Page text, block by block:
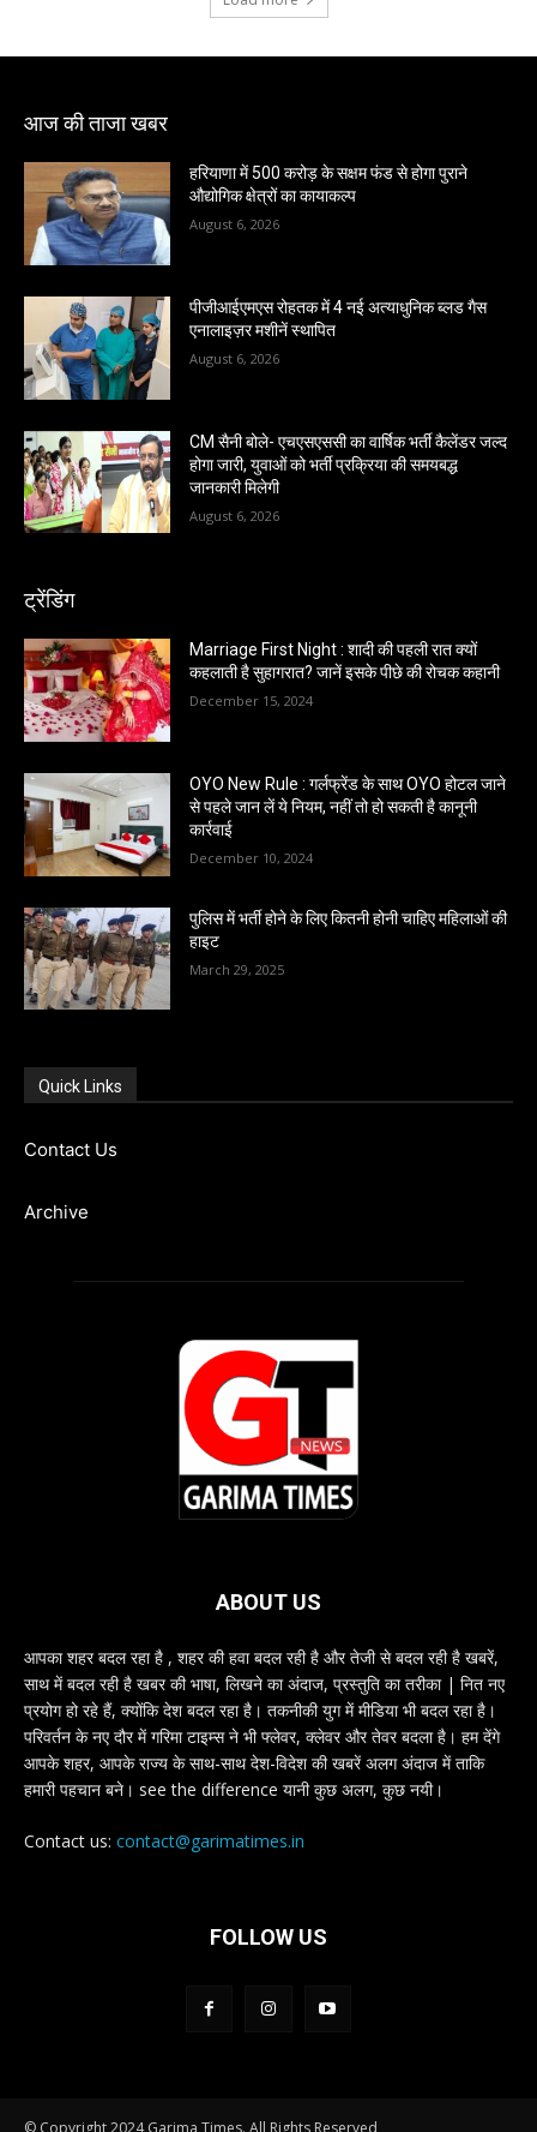
आज की ताजा खबर
हरियाणा में 500 करोड़ के सक्षम फंड से होगा पुराने
औद्योगिक क्षेत्रों का कायाकल्प
August 6, 2026
पीजीआईएमएस रोहतक में 4 नई अत्याधुनिक ब्लड गैस
एनालाइज़र मशीनें स्थापित
August 6, 2026
CM सैनी बोले- एचएसएससी का वार्षिक भर्ती कैलेंडर जल्द
होगा जारी, युवाओं को भर्ती प्रक्रिया की समयबद्ध
जानकारी मिलेगी
August 6, 2026
ट्रेंडिंग
Marriage First Night : शादी की पहली रात क्यों
कहलाती है सुहागरात? जानें इसके पीछे की रोचक कहानी
December 15, 2024
OYO New Rule : गर्लफ्रेंड के साथ OYO होटल जाने
से पहले जान लें ये नियम, नहीं तो हो सकती है कानूनी
कार्रवाई
December 10, 2024
पुलिस में भर्ती होने के लिए कितनी होनी चाहिए महिलाओं की
हाइट
March 29, 2025
Quick Links
Contact Us
Archive
ABOUT US
आपका शहर बदल रहा है , शहर की हवा बदल रही है और तेजी से बदल रही है खबरें,
साथ में बदल रही है खबर की भाषा, लिखने का अंदाज, प्रस्तुति का तरीका | नित नए
प्रयोग हो रहे हैं, क्योंकि देश बदल रहा है। तकनीकी युग में मीडिया भी बदल रहा है।
परिवर्तन के नए दौर में गरिमा टाइम्स ने भी फ्लेवर, क्लेवर और तेवर बदला है। हम देंगे
आपके शहर, आपके राज्य के साथ-साथ देश-विदेश की खबरें अलग अंदाज में ताकि
हमारी पहचान बने। see the difference यानी कुछ अलग, कुछ नयी।
Contact us: contact@garimatimes.in
FOLLOW US